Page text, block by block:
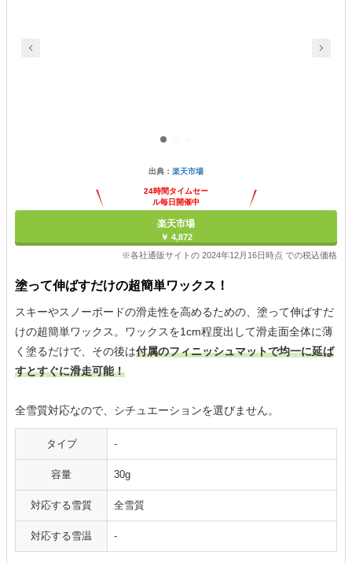
出典： 楽天市場
24時間タイムセー
ル毎日開催中
楽天市場
￥ 4,872
※各社通販サイトの 2024年12月16日時点 での税込価格
塗って伸ばすだけの超簡単ワックス！
スキーやスノーボードの滑走性を高めるための、塗って伸ばすだ
けの超簡単ワックス。ワックスを1cm程度出して滑走面全体に薄
く塗るだけで、その後は付属のフィニッシュマットで均一に延ば
すとすぐに滑走可能！
全雪質対応なので、シチュエーションを選びません。
タイプ -
容量 ‎30g
対応する雪質 全雪質
対応する雪温 -